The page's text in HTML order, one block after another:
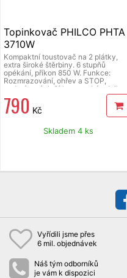
Topinkovač PHILCO PHTA
3710W
Kompaktní toustovač na 2 plátky,
extra široké štěrbiny. 6 stupňů
opékání, příkon 850 W. Funkce:
Rozmrazování, ohřev a STOP,
podsvícená tlačítka, vysoký zdvih,
vyjímatelná miska na drobky.
790 Kč
Skladem 4 ks
Vyřídili jsme přes
6 mil. objednávek
Náš tým odborníků
je vám k dispozici